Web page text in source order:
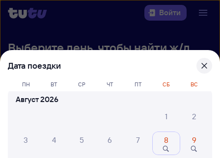
Войти
Выберите день, чтобы найтиж/д
билеты Самара — Краснодар
Когда
Дата поездки
ПН ВТ СР ЧТ ПТ СБ ВС
Август 2026
1
2
3 4 5 6 7 8 9